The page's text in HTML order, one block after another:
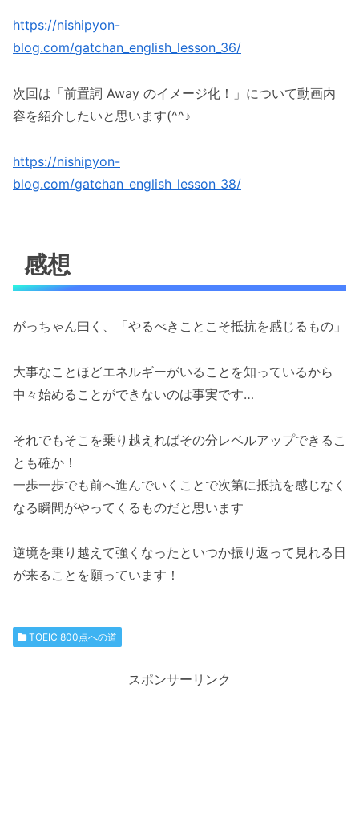
https://nishipyon-
blog.com/gatchan_english_lesson_36/
次回は「前置詞 Away のイメージ化！」について動画内
容を紹介したいと思います(^^♪
https://nishipyon-
blog.com/gatchan_english_lesson_38/
感想
がっちゃん曰く、「やるべきことこそ抵抗を感じるもの」
大事なことほどエネルギーがいることを知っているから
中々始めることができないのは事実です…
それでもそこを乗り越えればその分レベルアップできるこ
とも確か！
一歩一歩でも前へ進んでいくことで次第に抵抗を感じなく
なる瞬間がやってくるものだと思います
逆境を乗り越えて強くなったといつか振り返って見れる日
が来ることを願っています！
TOEIC 800点への道
スポンサーリンク